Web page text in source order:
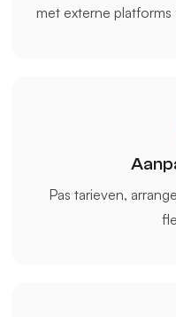
met externe
Pas tarieven,